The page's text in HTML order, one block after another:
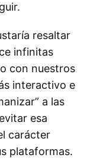
resaltar
infinitas
con nuestros
interactivo e
a las
esa
carácter
plataformas.